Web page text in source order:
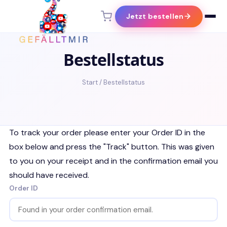
Jetzt bestellen
Instagram Likes kaufen
Instagram Video Views kaufen
Youtube
Youtube Views kaufen
Youtube Subscriber kaufen
Bestellstatus
Start/ Bestellstatus
To track your order please enter your Order ID in the
box below and press the "Track" button. This was given
to you on your receipt and in the confirmation email you
should have received.
Order ID